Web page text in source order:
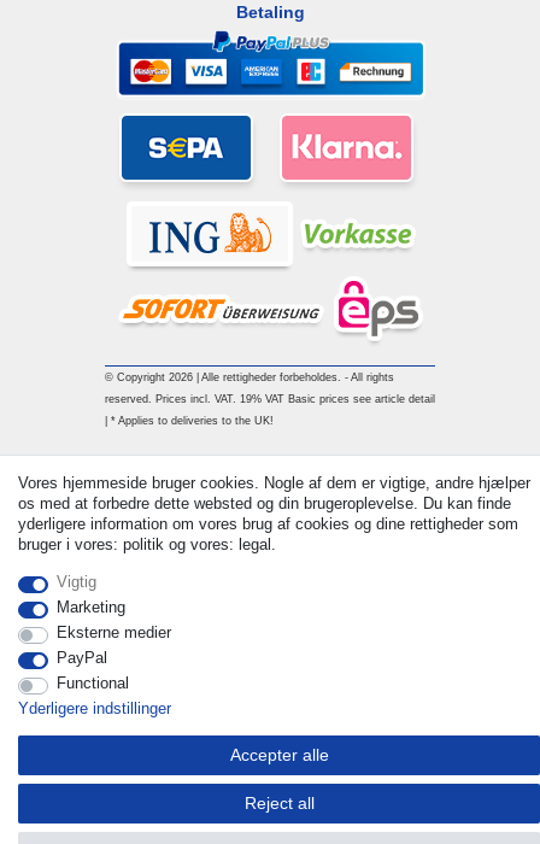
Betaling
© Copyright 2026 | Alle rettigheder forbeholdes. - All rights
reserved. Prices incl. VAT. 19% VAT Basic prices see article detail
| * Applies to deliveries to the UK!
Vores hjemmeside bruger cookies. Nogle af dem er vigtige, andre hjælper
os med at forbedre dette websted og din brugeroplevelse. Du kan finde
yderligere information om vores brug af cookies og dine rettigheder som
bruger i vores: politik og vores: legal.
Vigtig
Marketing
Eksterne medier
PayPal
Functional
Yderligere indstillinger
Accepter alle
Reject all
Withdraw from contract here Kontakt